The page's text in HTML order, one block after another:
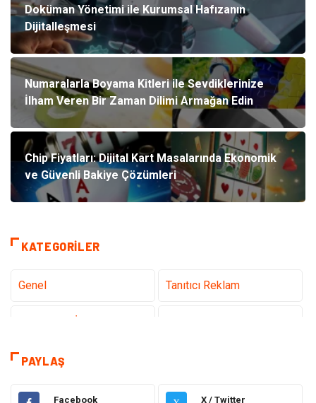
Doküman Yönetimi ile Kurumsal Hafızanın
Dijitalleşmesi
Numaralarla Boyama Kitleri ile Sevdiklerinize
İlham Veren Bir Zaman Dilimi Armağan Edin
Chip Fiyatları: Dijital Kart Masalarında Ekonomik
ve Güvenli Bakiye Çözümleri
KATEGORILER
Genel Tanıtıcı Reklam
teknoloji
Hukuk Giyim
PAYLAŞ
Facebook X / Twitter